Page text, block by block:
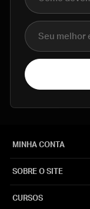
E-mail
MINHA CONTA
SOBRE O SITE
CURSOS